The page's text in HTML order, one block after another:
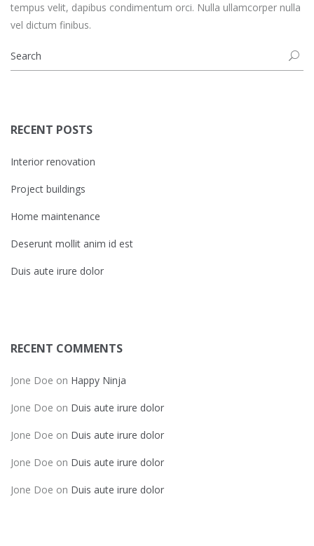
tempus velit, dapibus condimentum orci. Nulla ullamcorper nulla
vel dictum finibus.
RECENT POSTS
Interior renovation
Project buildings
Home maintenance
Deserunt mollit anim id est
Duis aute irure dolor
RECENT COMMENTS
Jone Doe on Happy Ninja
Jone Doe on Duis aute irure dolor
Jone Doe on Duis aute irure dolor
Jone Doe on Duis aute irure dolor
Jone Doe on Duis aute irure dolor